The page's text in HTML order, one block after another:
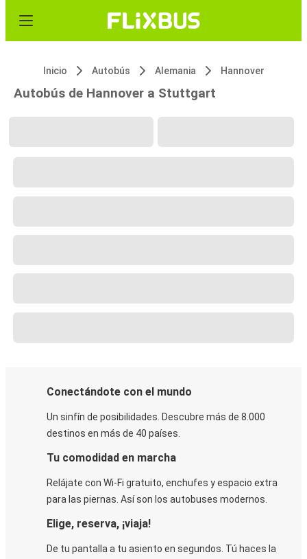
Inicio Autobús Alemania Hannover
Autobús de Hannover a Stuttgart
Conectándote con el mundo
Un sinfín de posibilidades. Descubre más de 8.000
destinos en más de 40 países.
Tu comodidad en marcha
Relájate con Wi-Fi gratuito, enchufes y espacio extra
para las piernas. Así son los autobuses modernos.
Elige, reserva, ¡viaja!
De tu pantalla a tu asiento en segundos. Tú haces la